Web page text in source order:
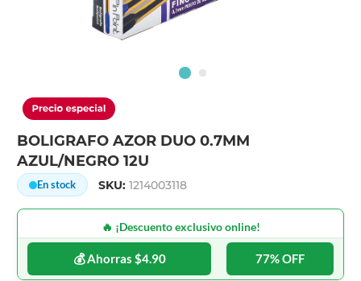
BOLIGRAFO AZOR DUO 0.7MM
AZUL/NEGRO 12U
En stock SKU:1214003118
🔥 ¡Descuento exclusivo online!
💰 Ahorras $4.90 77% OFF